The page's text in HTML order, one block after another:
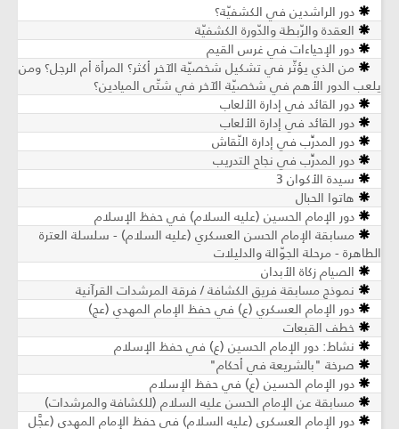
دور الراشدين في الكشفيّة؟
العقدة والرّبطة والدّورة الكشفيّة
دور الإحياءات في غرس القيم
من الذي يؤثّر في تشكيل شخصيّة الآخر أكثر؟ المرأة أم الرجل؟ ومن
يلعب الدور الأهم في شخصيّة الآخر في شتّى الميادين؟
دور القائد في إدارة الألعاب
دور القائد في إدارة الألعاب
دور المدرِّب في إدارة النّقاش
دور المدرِّب في نجاح التدريب
سيدة الأكوان 3
هاتوا الحبال
دور الإمام الحسين (عليه السلام) في حفظ الإسلام
مسابقة الإمام الحسن العسكري (عليه السلام) - سلسلة العترة
الطاهرة - مرحلة الجوّالة والدليلات
الصيام زكاة الأبدان
نموذج مسابقة فريق الكشافة / فرقة المرشدات القرآنية
دور الإمام العسكري (ع) في حفظ الإمام المهدي (عج)
خطف القبعات
نشاط: دور الإمام الحسين (ع) في حفظ الإسلام
صرخة "بالشريعة في أحكام"
دور الإمام الحسين (ع) في حفظ الإسلام
مسابقة عن الإمام الحسن عليه السلام (للكشافة والمرشدات)
دور الإمام العسكري (عليه السلام) في حفظ الإمام المهدي (عجَّل